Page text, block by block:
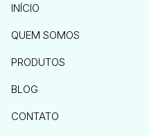
INÍCIO
QUEM SOMOS
PRODUTOS
BLOG
CONTATO